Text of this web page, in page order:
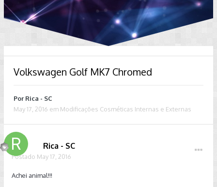
Volkswagen Golf MK7 Chromed
Por Rica - SC
May 17, 2016 em Modificações Cosméticas Internas e Externas
Rica - SC
Postado May 17, 2016
Achei animal!!!